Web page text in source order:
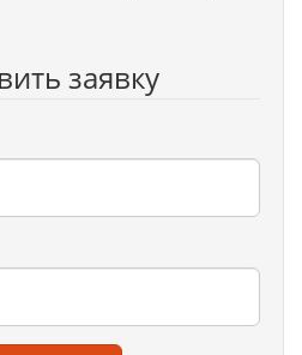
заявку